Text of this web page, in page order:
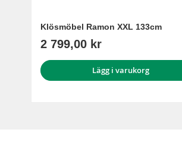
Klösmöbel Ramon XXL 133cm
2 799,00 kr
Lägg i varukorg